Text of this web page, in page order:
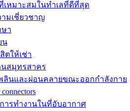
เหมาะสมในทำเลที่ดีที่สุด
มเชี่ยวชาญ
ษา
น
ตให้เช่า
นสมุทรสาคร
ลินและผ่อนคลายขณะออกกำลังกาย
ารทำงานในที่อับอากาศ